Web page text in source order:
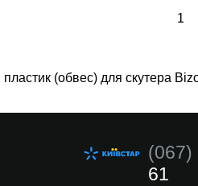
1
пластик (обвес) для скутера
(067)
61